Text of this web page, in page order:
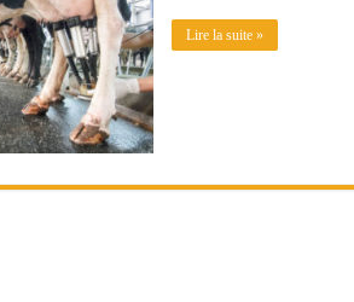
Lire la suite »